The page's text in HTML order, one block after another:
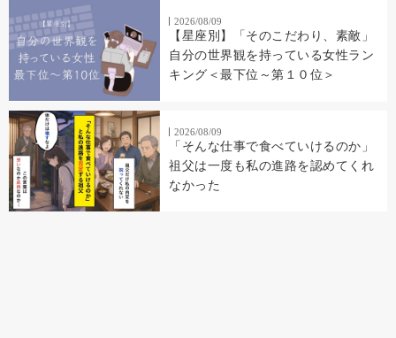
2026/08/09
【星座別】「そのこだわり、素敵」
自分の世界観を持っている女性ラン
キング＜最下位～第１０位＞
2026/08/09
「そんな仕事で食べていけるのか」
祖父は一度も私の進路を認めてくれ
なかった